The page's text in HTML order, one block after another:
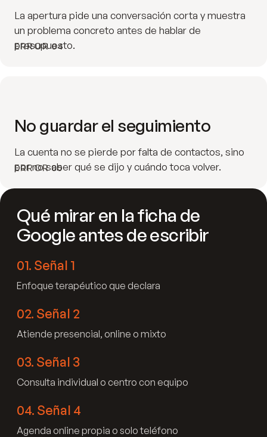
ERROR 04
La apertura pide una conversación corta y muestra
un problema concreto antes de hablar de
presupuesto.
ERROR 05
No guardar el seguimiento
La cuenta no se pierde por falta de contactos, sino
por no saber qué se dijo y cuándo toca volver.
Qué mirar en la ficha de
Google antes de escribir
01. Señal 1
Enfoque terapéutico que declara
02. Señal 2
Atiende presencial, online o mixto
03. Señal 3
Consulta individual o centro con equipo
04. Señal 4
Agenda online propia o solo teléfono